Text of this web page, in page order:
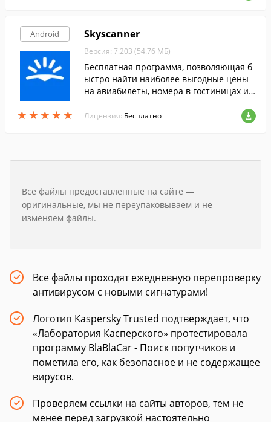
Android
★ ★ ★ ★ ★
★ ★ ★ ★ ★
Skyscanner
Версия: 7.203 (54.76 МБ)
Бесплатная программа, позволяющая б
ыстро найти наиболее выгодные цены
на авиабилеты, номера в гостиницах и а
Лицензия: Бесплатно
Все файлы предоставленные на сайте —
оригинальные, мы не переупаковываем и не
изменяем файлы.
Все файлы проходят ежедневную перепроверку
антивирусом с новыми сигнатурами!
Логотип Kaspersky Trusted подтверждает, что
«Лаборатория Касперского» протестировала
программу BlaBlaCar - Поиск попутчиков и
пометила его, как безопасное и не содержащее
вирусов.
Проверяем ссылки на сайты авторов, тем не
менее перед загрузкой настоятельно